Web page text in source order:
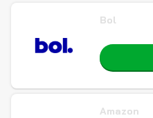
Bol
Amazon